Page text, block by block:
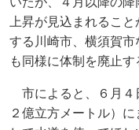
上昇が見込まれるこ
する川崎市、横須賀
も同様に体制を廃止す
市によると、６月４
２億立方メートル）